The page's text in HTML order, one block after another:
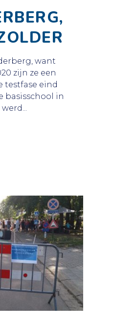
want
zijn ze een
testfase eind
basisschool in